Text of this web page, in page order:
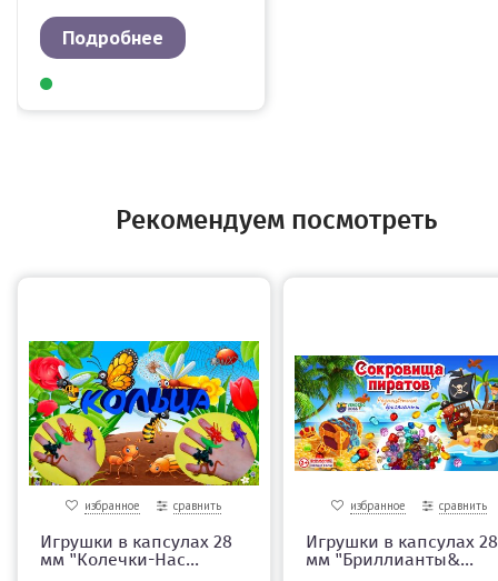
Подробнее
Рекомендуем посмотреть
избранное сравнить
Игрушки в капсулах 28
мм "Колечки-Нас...
избранное сравнить
Игрушки в капсулах 28
мм "Бриллианты&...